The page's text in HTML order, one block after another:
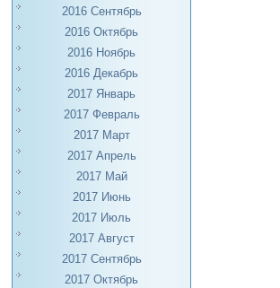
2016 Сентябрь
2016 Октябрь
2016 Ноябрь
2016 Декабрь
2017 Январь
2017 Февраль
2017 Март
2017 Апрель
2017 Май
2017 Июнь
2017 Июль
2017 Август
2017 Сентябрь
2017 Октябрь